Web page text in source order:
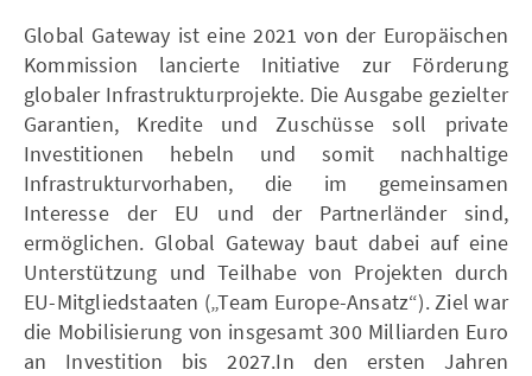
Global Gateway ist eine 2021 von der Europäischen
Kommission lancierte Initiative zur Förderung
globaler Infrastrukturprojekte. Die Ausgabe gezielter
Garantien, Kredite und Zuschüsse soll private
Investitionen hebeln und somit nachhaltige
Infrastrukturvorhaben, die im gemeinsamen
Interesse der EU und der Partnerländer sind,
ermöglichen. Global Gateway baut dabei auf eine
Unterstützung und Teilhabe von Projekten durch
EU-Mitgliedstaaten („Team Europe-Ansatz“). Ziel war
die Mobilisierung von insgesamt 300 Milliarden Euro
an Investition bis 2027.In den ersten Jahren